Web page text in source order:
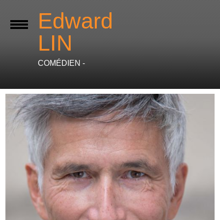
Edward
LIN
COMÉDIEN -